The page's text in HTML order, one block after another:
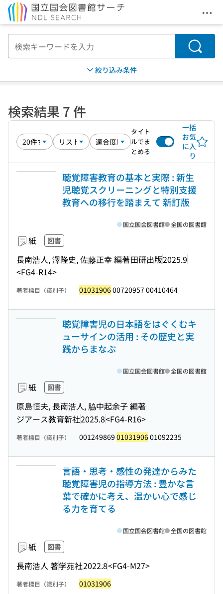
メ
検索
絞り込み条件
検索結果 7 件
タイト
ルでま
とめる
一括
お気
に入
り
聴覚障害教育の基本と実際 : 新生
児聴覚スクリーニングと特別支援
教育への移行を踏まえて 新訂版
紙 図書
長南浩人, 澤隆史, 佐藤正幸 編著田研出版2025.9
<FG4-R14>
国立国会図書館 全国の図書館
著者標目（識別子） 0103190600720957 00410464
聴覚障害児の日本語をはぐくむキ
ューサインの活用 : その歴史と実
践からまなぶ
紙 図書
原島恒夫, 長南浩人, 脇中起余子 編著
ジアース教育新社2025.8<FG4-R16>
国立国会図書館 全国の図書館
著者標目（識別子） 001249869 0103190601092235
言語・思考・感性の発達からみた
聴覚障害児の指導方法 : 豊かな言
葉で確かに考え、温かい心で感じ
る力を育てる
紙 図書
長南浩人 著学苑社2022.8<FG4-M27>
国立国会図書館 全国の図書館
著者標目（識別子） 01031906